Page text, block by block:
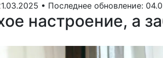
• Последнее обновление:
настроение, а